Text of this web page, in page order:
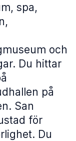
spa,
och
Du hittar
på
San
för
Du